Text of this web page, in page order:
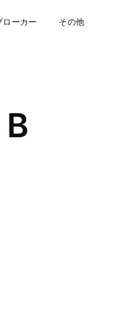
ローカー その他